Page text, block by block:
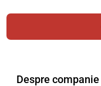
Despre companie